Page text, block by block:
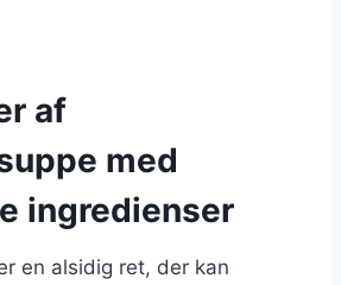
af
med
ingredienser
en alsidig ret, der kan